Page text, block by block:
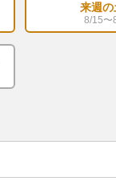
来週の
8/15〜